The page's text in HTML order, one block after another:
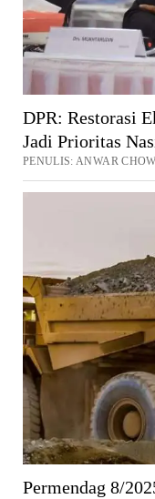
DPR: Restorasi
Jadi Prioritas
PENULIS: ANWAR
Permendag 8/